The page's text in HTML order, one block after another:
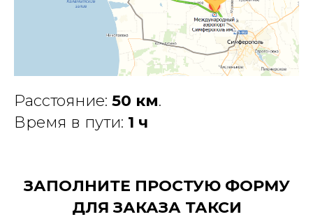
Расстояние: 50 км.
Время в пути: 1 ч
ЗАПОЛНИТЕ ПРОСТУЮ ФОРМУ
ДЛЯ ЗАКАЗА ТАКСИ